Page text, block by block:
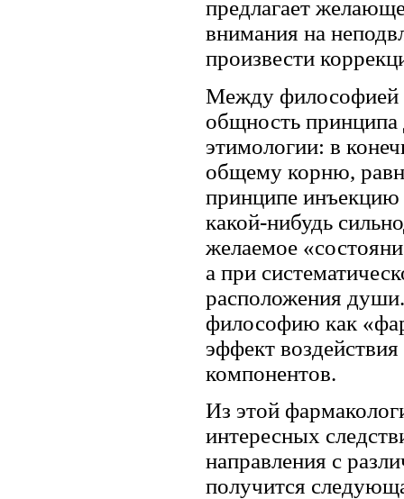
предлага­ет
внимания на
произвести
Между философией
общность
этимологии: в
общему корню,
принципе инъекцию
какой-нибудь
желаемое
а при
расположения
философию как
эффект
компонентов.
Из этой
интересных
направления с
получится